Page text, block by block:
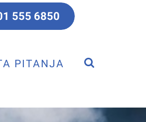
555 6850
PITANJA